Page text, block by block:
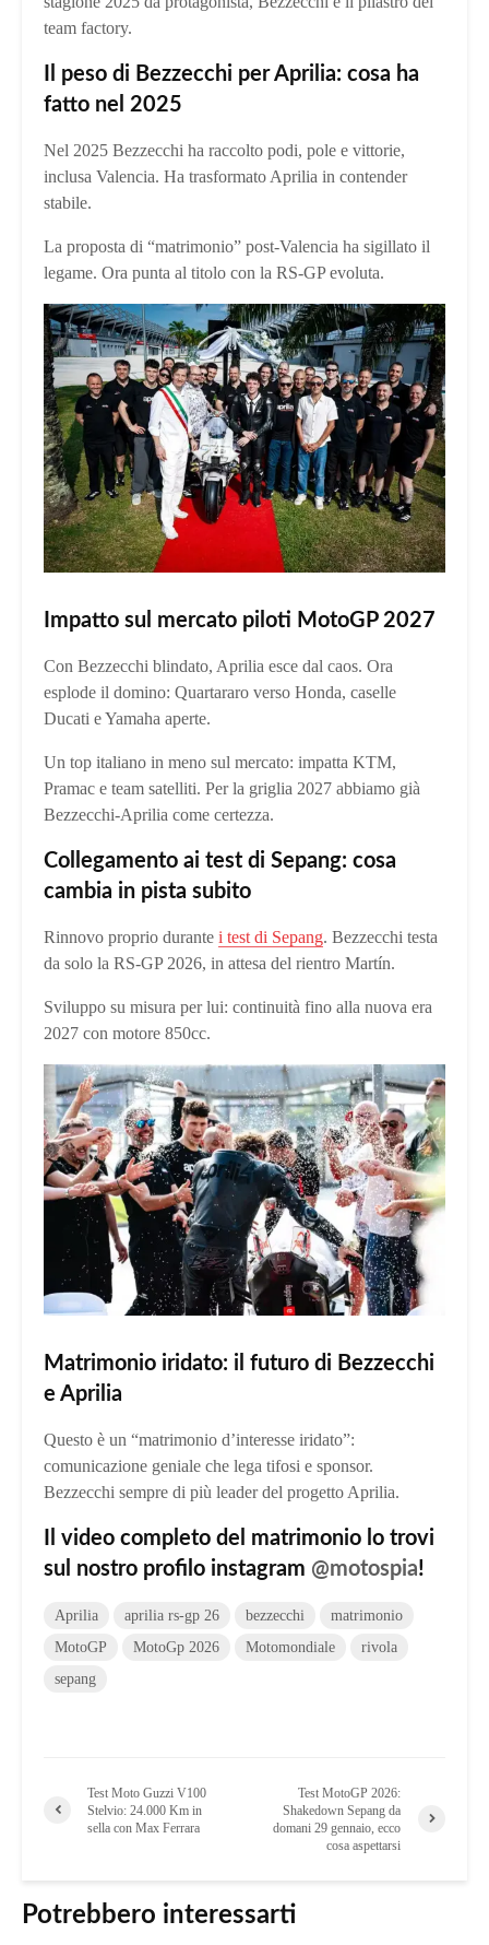
team factory.
Il peso di Bezzecchi per Aprilia: cosa ha
fatto nel 2025
Nel 2025 Bezzecchi ha raccolto podi, pole e vittorie,
inclusa Valencia. Ha trasformato Aprilia in contender
stabile.
La proposta di “matrimonio” post‑Valencia ha sigillato il
legame. Ora punta al titolo con la RS‑GP evoluta.
Impatto sul mercato piloti MotoGP 2027
Con Bezzecchi blindato, Aprilia esce dal caos. Ora
esplode il domino: Quartararo verso Honda, caselle
Ducati e Yamaha aperte.
Un top italiano in meno sul mercato: impatta KTM,
Pramac e team satelliti. Per la griglia 2027 abbiamo già
Bezzecchi‑Aprilia come certezza.
Collegamento ai test di Sepang: cosa
cambia in pista subito
Rinnovo proprio durante i test di Sepang. Bezzecchi testa
da solo la RS‑GP 2026, in attesa del rientro Martín.
Sviluppo su misura per lui: continuità fino alla nuova era
2027 con motore 850cc.
Matrimonio iridato: il futuro di Bezzecchi
e Aprilia
Questo è un “matrimonio d’interesse iridato”:
comunicazione geniale che lega tifosi e sponsor.
Bezzecchi sempre di più leader del progetto Aprilia.
Il video completo del matrimonio lo trovi
sul nostro profilo instagram @motospia!
Aprilia aprilia rs-gp 26 bezzecchi
matrimonio
MotoGP
MotoGp 2026 Motomondiale
rivola
sepang
Test Moto Guzzi V100
Stelvio: 24.000 Km in
sella con Max Ferrara
Test MotoGP 2026:
Shakedown Sepang da
domani 29 gennaio, ecco
cosa aspettarsi
Potrebbero interessarti